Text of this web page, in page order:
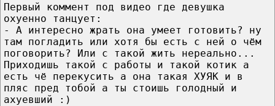
Первый коммент под видео где девушка
охуенно танцует:
- А интересно жрать она умеет готовить? ну
там погладить или хотя бы есть с ней о чём
поговорить? Или с такой жить нереально...
Приходишь такой с работы и такой котик а
есть чё перекусить а она такая ХУЯК и в
пляс пред тобой а ты стоишь голодный и
ахуевший :)